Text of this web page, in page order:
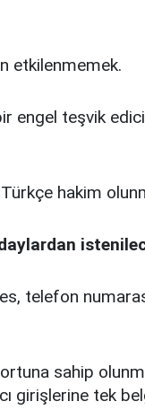
etkilenmemek.
engel teşvik
hakim
telefon
sahip
girişlerine tek